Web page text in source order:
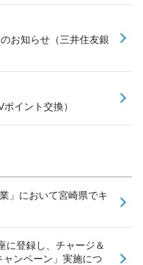
お知らせ（三井住友銀
イント交換）
」において宮崎県でキ
に登録し、チャージ＆
ンペーン」実施につ